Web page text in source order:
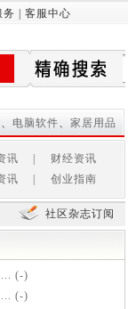
务 客服中心
、 电脑软件、 家居用品
讯
财经资讯
讯 创业指南
社区杂志订阅
(-)
(-)